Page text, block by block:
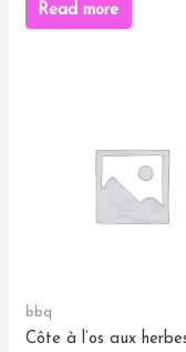
Read more
bbq
Côte à l’os aux